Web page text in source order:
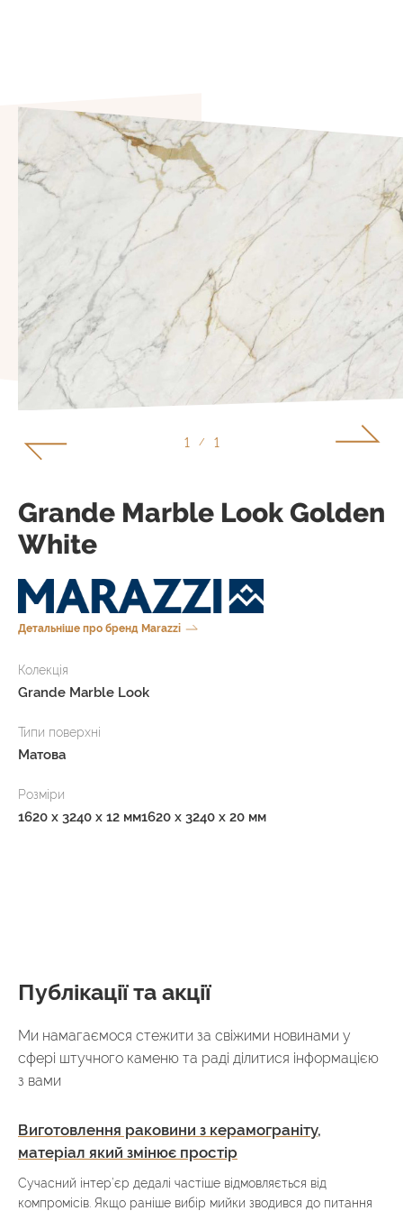
1 / 1
Grande Marble Look Golden
White
Детальніше про бренд Marazzi
Колекція
Grande Marble Look
Типи поверхні
Матова
Розміри
1620 x 3240 x 12 мм1620 x 3240 x 20 мм
Публікації та акції
Ми намагаємося стежити за свіжими новинами у
сфері штучного каменю та раді ділитися інформацією
з вами
Виготовлення раковини з керамограніту,
матеріал який змінює простір
Сучасний інтер’єр дедалі частіше відмовляється від
компромісів. Якщо раніше вибір мийки зводився до питання